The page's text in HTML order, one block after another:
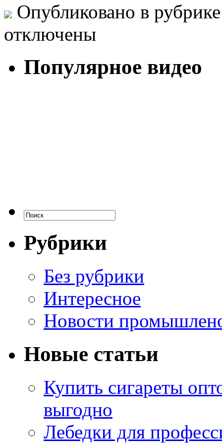
Опубликовано в
отключены
Популярное видео
Рубрики
Без рубрики
Интересное
Новости
Новые статьи
Купить сигареты
выгодно
Лебедки для